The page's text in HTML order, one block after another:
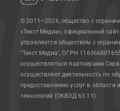
© 2011—2026, общество с
«Текст Медиа», официальный сайт.
управляется обществом с
"Текст Медиа", ОГРН
осуществляться партнерами
осуществляет деятельность по
предоставлению услуг в
технологий (ОКВЭД 63.11)